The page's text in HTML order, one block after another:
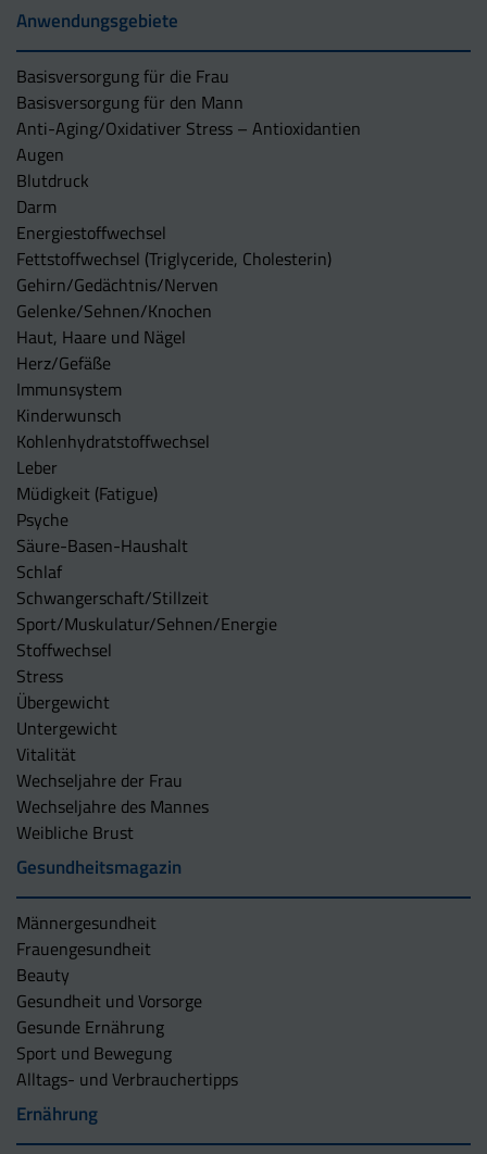
Anwendungsgebiete
Basisversorgung für die Frau
Basisversorgung für den Mann
Anti-Aging/Oxidativer Stress – Antioxidantien
Augen
Blutdruck
Darm
Energiestoffwechsel
Fettstoffwechsel (Triglyceride, Cholesterin)
Gehirn/Gedächtnis/Nerven
Gelenke/Sehnen/Knochen
Haut, Haare und Nägel
Herz/Gefäße
Immunsystem
Kinderwunsch
Kohlenhydratstoffwechsel
Leber
Müdigkeit (Fatigue)
Psyche
Säure-Basen-Haushalt
Schlaf
Schwangerschaft/Stillzeit
Sport/Muskulatur/Sehnen/Energie
Stoffwechsel
Stress
Übergewicht
Untergewicht
Vitalität
Wechseljahre der Frau
Wechseljahre des Mannes
Weibliche Brust
Gesundheitsmagazin
Männergesundheit
Frauengesundheit
Beauty
Gesundheit und Vorsorge
Gesunde Ernährung
Sport und Bewegung
Alltags- und Verbrauchertipps
Ernährung